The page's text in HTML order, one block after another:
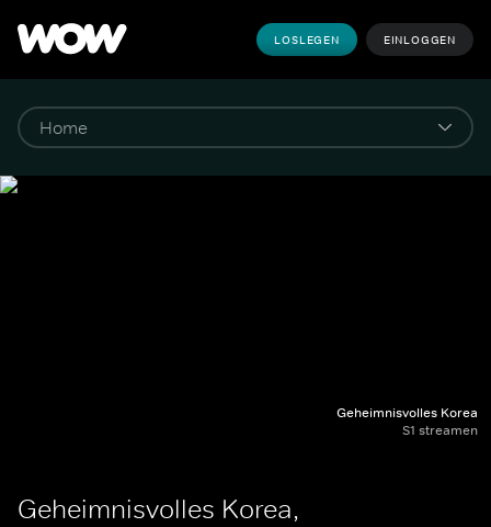
LOSLEGEN EINLOGGEN
Geheimnisvolles Korea
S1 streamen
Geheimnisvolles Korea,